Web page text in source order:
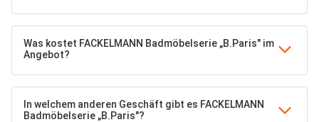
Was kostet FACKELMANN Badmöbelserie „B.Paris" im
Angebot?
In welchem anderen Geschäft gibt es FACKELMANN
Badmöbelserie „B.Paris"?